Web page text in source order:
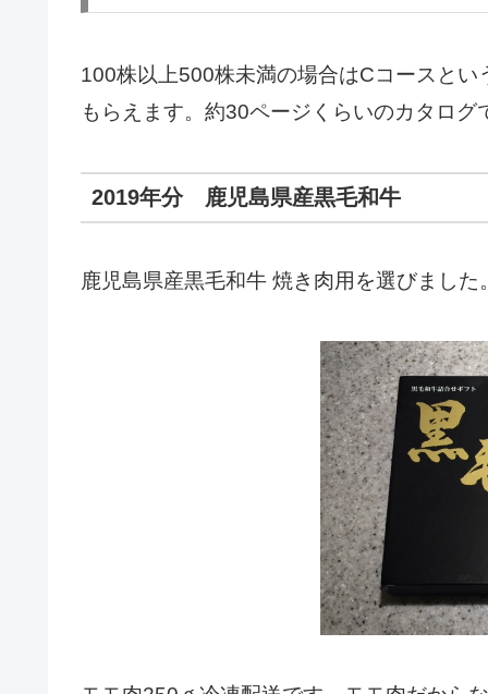
100株以上500株未満の場合はCコースと
もらえます。約30ページくらいのカタログ
2019年分 鹿児島県産黒毛和牛
鹿児島県産黒毛和牛 焼き肉用を選びました